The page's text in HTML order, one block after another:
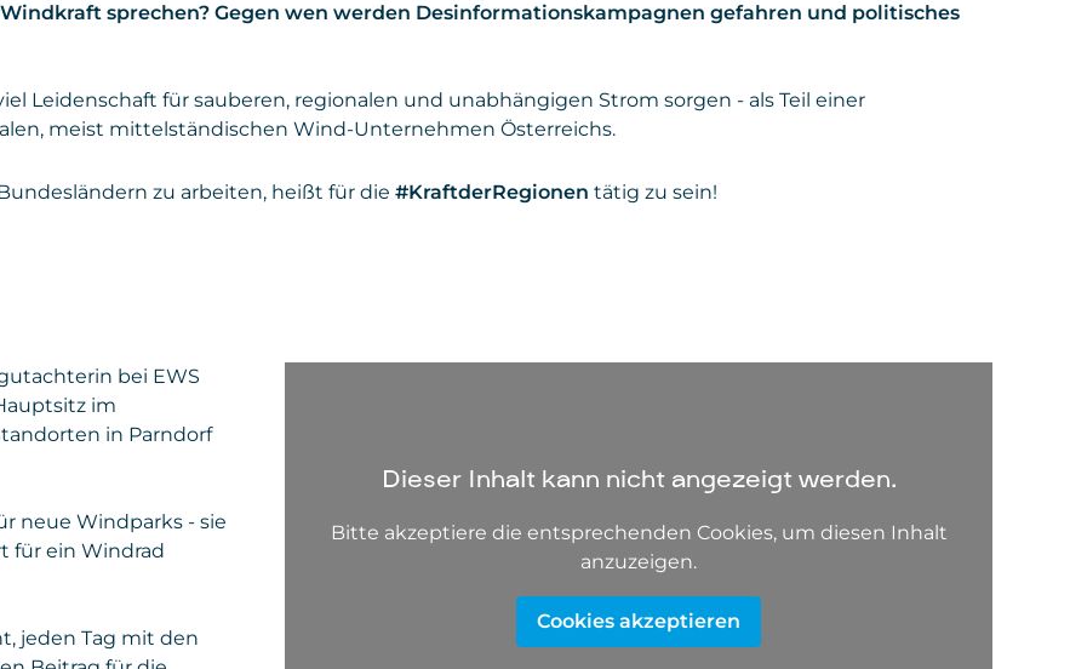
sprechen? Gegen wen werden Desinformationskampagnen gefahren und politisches
Leidenschaft für sauberen, regionalen und unabhängigen Strom sorgen - als Teil einer
meist mittelständischen Wind-Unternehmen Österreichs.
zu arbeiten, heißt für die #KraftderRegionen tätig zu sein!
bei EWS
im
in Parndorf
neue Windparks - sie
für ein Windrad
jeden Tag mit den
Dieser Inhalt kann nicht angezeigt werden.
Bitte akzeptiere die entsprechenden Cookies, um diesen Inhalt
anzuzeigen.
Cookies akzeptieren